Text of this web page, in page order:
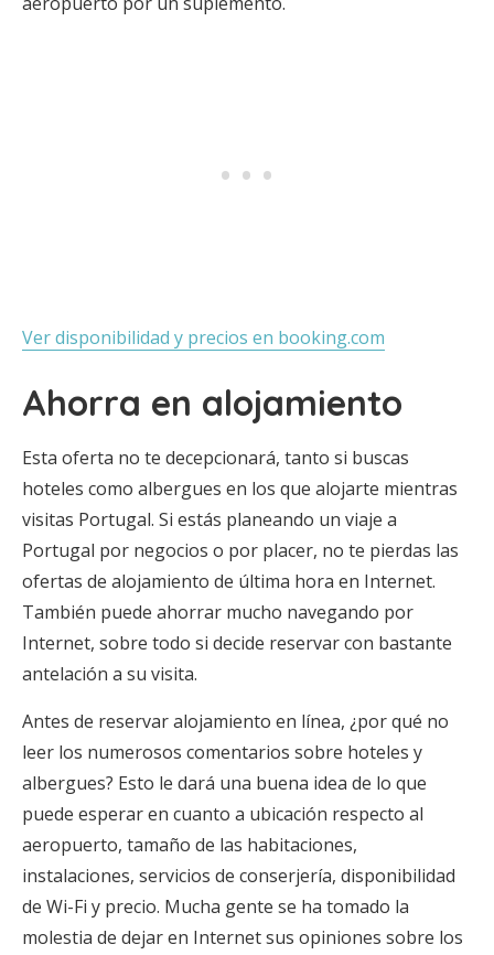
Ver disponibilidad y precios en booking.com
Ahorra en alojamiento
Esta oferta no te decepcionará, tanto si buscas
hoteles como albergues en los que alojarte mientras
visitas Portugal. Si estás planeando un viaje a
Portugal por negocios o por placer, no te pierdas las
ofertas de alojamiento de última hora en Internet.
También puede ahorrar mucho navegando por
Internet, sobre todo si decide reservar con bastante
antelación a su visita.
Antes de reservar alojamiento en línea, ¿por qué no
leer los numerosos comentarios sobre hoteles y
albergues? Esto le dará una buena idea de lo que
puede esperar en cuanto a ubicación respecto al
aeropuerto, tamaño de las habitaciones,
instalaciones, servicios de conserjería, disponibilidad
de Wi-Fi y precio. Mucha gente se ha tomado la
molestia de dejar en Internet sus opiniones sobre los